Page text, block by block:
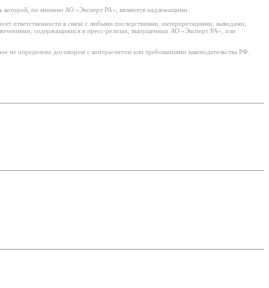
по мнению АО «Эксперт РА», являются надлежащими.
ответственности в связи с любыми последствиями, интерпретациями, выводами,
содержащимися в пресс-релизах, выпущенных АО «Эксперт РА», или
определено договором с контрагентом или требованиями законодательства РФ.